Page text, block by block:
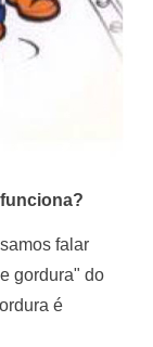
falar
gordura" do
é